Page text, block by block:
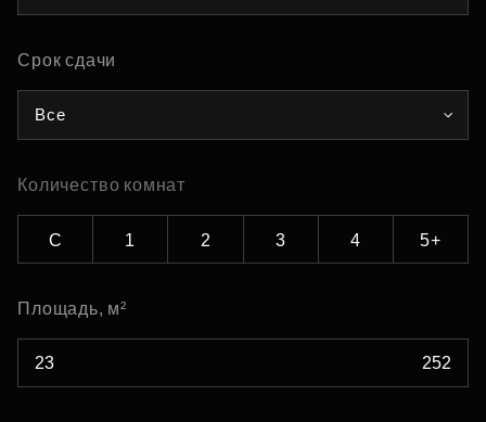
Срок сдачи
Все
Количество комнат
С 1 2 3 4 5+
Площадь, м²